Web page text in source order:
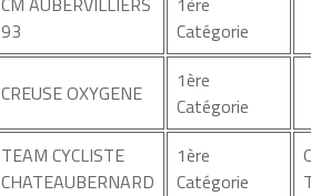
93
Catégorie
CREUSE OXYGENE
1ère
Catégorie
TEAM CYCLISTE
CHATEAUBERNARD
1ère
Catégorie